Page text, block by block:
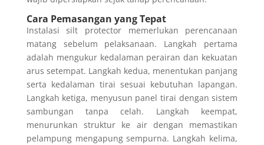
Cara Pemasangan yang Tepat
Instalasi silt protector memerlukan perencanaan
matang sebelum pelaksanaan. Langkah pertama
adalah mengukur kedalaman perairan dan kekuatan
arus setempat. Langkah kedua, menentukan panjang
serta kedalaman tirai sesuai kebutuhan lapangan.
Langkah ketiga, menyusun panel tirai dengan sistem
sambungan tanpa celah. Langkah keempat,
menurunkan struktur ke air dengan memastikan
pelampung mengapung sempurna. Langkah kelima,